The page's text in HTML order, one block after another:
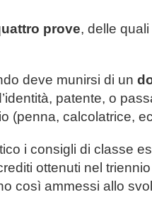
prove, delle
deve munirsi di un
patente, o
(penna, calcolatrice,
i consigli di classe
ottenuti nel
così ammessi allo